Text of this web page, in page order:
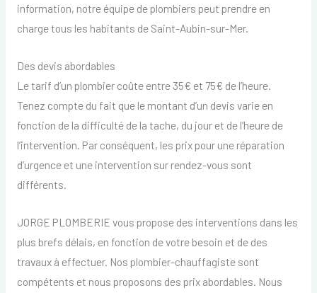
information, notre équipe de plombiers peut prendre en
charge tous les habitants de Saint-Aubin-sur-Mer.
Des devis abordables
Le tarif d’un plombier coûte entre 35€ et 75€ de l’heure.
Tenez compte du fait que le montant d’un devis varie en
fonction de la difficulté de la tache, du jour et de l’heure de
l’intervention. Par conséquent, les prix pour une réparation
d’urgence et une intervention sur rendez-vous sont
différents.
JORGE PLOMBERIE vous propose des interventions dans les
plus brefs délais, en fonction de votre besoin et de des
travaux à effectuer. Nos plombier-chauffagiste sont
compétents et nous proposons des prix abordables. Nous